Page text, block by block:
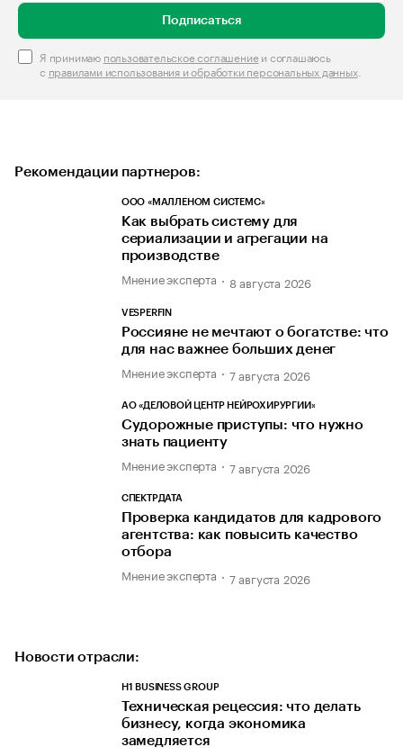
Подписаться
Я принимаю пользовательское соглашениеи соглашаюсь
с правилами использования и обработки персональных данных.
Рекомендации партнеров:
ООО «МАЛЛЕНОМ СИСТЕМС»
Как выбрать систему для
сериализации и агрегации на
производстве
Мнение эксперта 8 августа 2026
VESPERFIN
Россияне не мечтают о богатстве: что
для нас важнее больших денег
Мнение эксперта 7 августа 2026
АО «ДЕЛОВОЙ ЦЕНТР НЕЙРОХИРУРГИИ»
Судорожные приступы: что нужно
знать пациенту
Мнение эксперта 7 августа 2026
СПЕКТРДАТА
Проверка кандидатов для кадрового
агентства: как повысить качество
отбора
Мнение эксперта 7 августа 2026
Новости отрасли:
H1 BUSINESS GROUP
Техническая рецессия: что делать
бизнесу, когда экономика
замедляется